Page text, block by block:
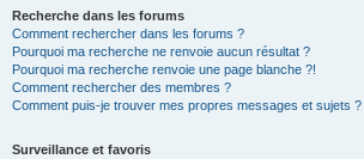
Recherche dans les forums
Comment rechercher dans les forums ?
Pourquoi ma recherche ne renvoie aucun résultat ?
Pourquoi ma recherche renvoie une page blanche ?!
Comment rechercher des membres ?
Comment puis-je trouver mes propres messages et sujets ?
Surveillance et favoris